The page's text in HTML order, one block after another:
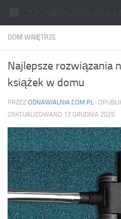
DOM WNĘTRZE
Najlepsze rozwiązania
książek w domu
PRZEZ ODNAWIALNIA.COM.PL ·
ZAKTUALIZOWANO 17 GRUDNIA 2025